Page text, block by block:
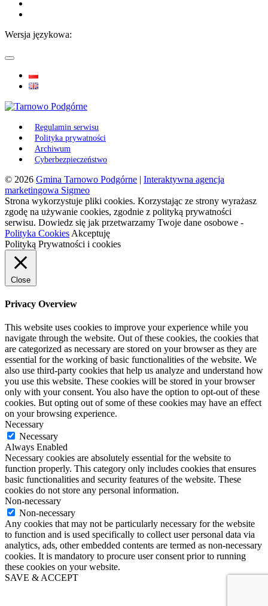
Wersja językowa:
Regulamin serwisu
Polityka prywatności
Archiwum
Cyberbezpieczeństwo
© 2026 Gmina Tarnowo Podgórne | Interaktywna agencja
marketingowa Sigmeo
Strona wykorzystuje pliki cookies. Korzystając ze strony wyrażasz
zgodę na używanie cookies, zgodnie z polityką prywatności
serwisu. Dowiedz się jak przetwarzamy Twoje dane osobowe -
Polityka Cookies Akceptuję
Polityką Prywatności i cookies
Close
Privacy Overview
This website uses cookies to improve your experience while you
navigate through the website. Out of these cookies, the cookies that
are categorized as necessary are stored on your browser as they are
essential for the working of basic functionalities of the website. We
also use third-party cookies that help us analyze and understand how
you use this website. These cookies will be stored in your browser
only with your consent. You also have the option to opt-out of these
cookies. But opting out of some of these cookies may have an effect
on your browsing experience.
Necessary
Necessary
Always Enabled
Necessary cookies are absolutely essential for the website to
function properly. This category only includes cookies that ensures
basic functionalities and security features of the website. These
cookies do not store any personal information.
Non-necessary
Non-necessary
Any cookies that may not be particularly necessary for the website
to function and is used specifically to collect user personal data via
analytics, ads, other embedded contents are termed as non-necessary
cookies. It is mandatory to procure user consent prior to running
these cookies on your website.
SAVE & ACCEPT